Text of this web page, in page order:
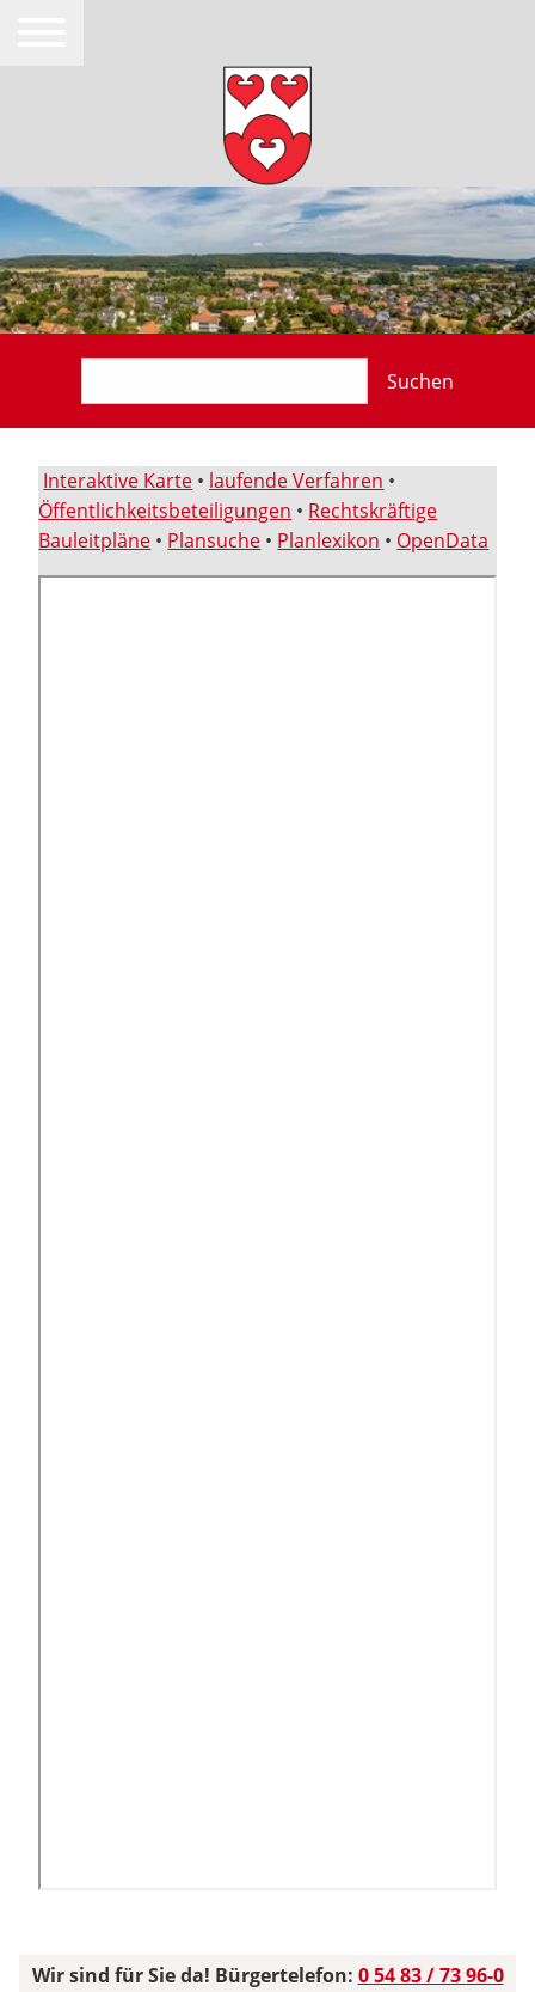
Suchen
Interaktive Karte • laufende Verfahren •
Öffentlichkeitsbeteiligungen • Rechtskräftige
Bauleitpläne • Plansuche • Planlexikon • OpenData
Wir sind für Sie da! Bürgertelefon: 0 54 83 / 73 96-0